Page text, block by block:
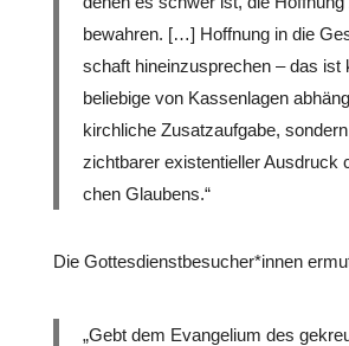
bewahren. […] Hoffnung in die
schaft hin­ein­zu­spre­chen – das ist
belie­bige von Kas­sen­la­gen
kirch­li­che Zusatz­auf­gabe,
zicht­ba­rer exis­ten­ti­el­ler Ausdruck
chen Glaubens.“
Die Gottesdienstbesucher*innen
„Gebt dem Evan­ge­lium des